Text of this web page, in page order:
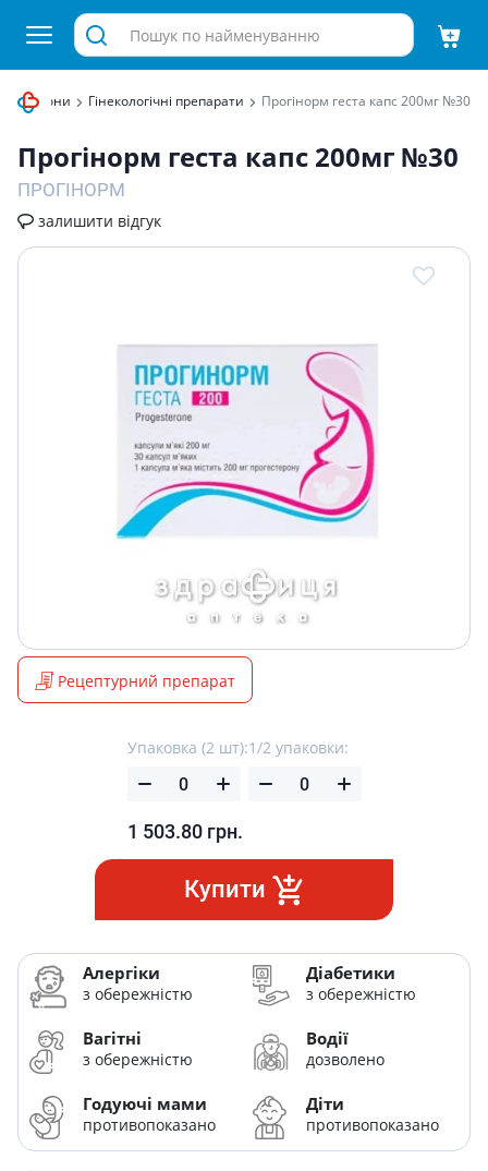
гормони Гінекологічні препарати Прогiнорм геста капс 200мг №30
Прогiнорм геста капс 200мг №30
ПРОГІНОРМ
залишити відгук
Рецептурний препарат
Упаковка (2 шт):
1 503.80 грн.
1/2 упаковки:
Купити
Алергіки
з обережністю
Діабетики
з обережністю
Вагітні
з обережністю
Водії
дозволено
Годуючі мами
противопоказано
Діти
противопоказано